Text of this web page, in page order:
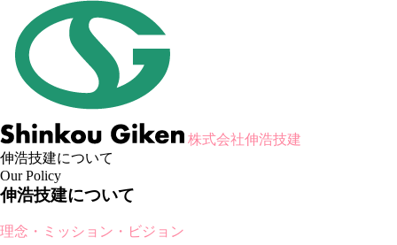
株式会社伸浩技建
伸浩技建について
Our Policy
伸浩技建について
理念・ミッション・ビジョン